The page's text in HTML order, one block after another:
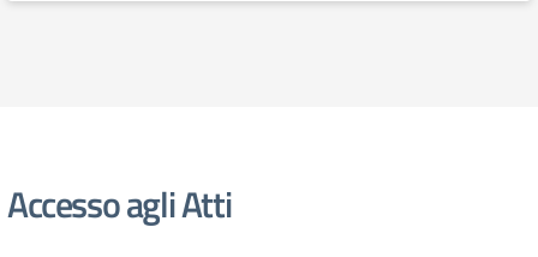
Accesso agli Atti